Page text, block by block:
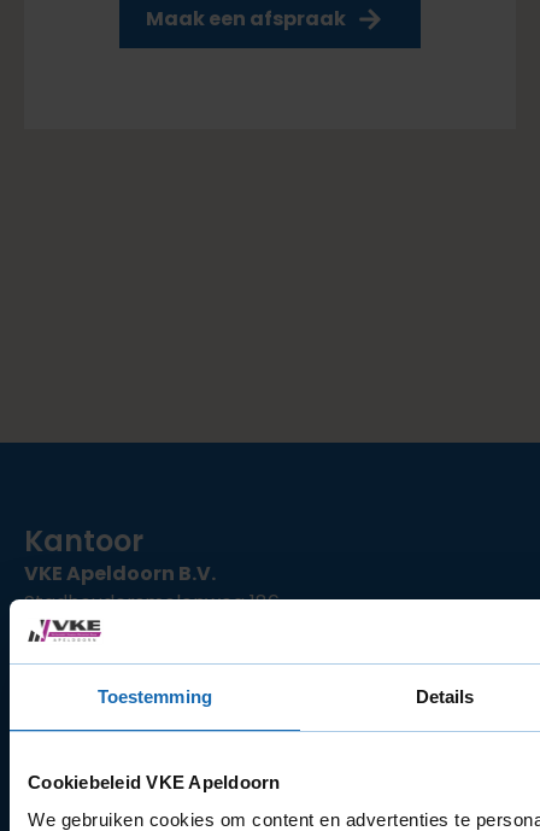
Toestemming Details
Cookiebeleid VKE Apeldoorn
We gebruiken cookies om content en advertenties te
Maak een afspraak
Kantoor
VKE Apeldoorn B.V.
Stadhoudersmolenweg 186
7317AZ Apeldoorn
KvK: 69094322
BTW-nummer: NL857730757.B01